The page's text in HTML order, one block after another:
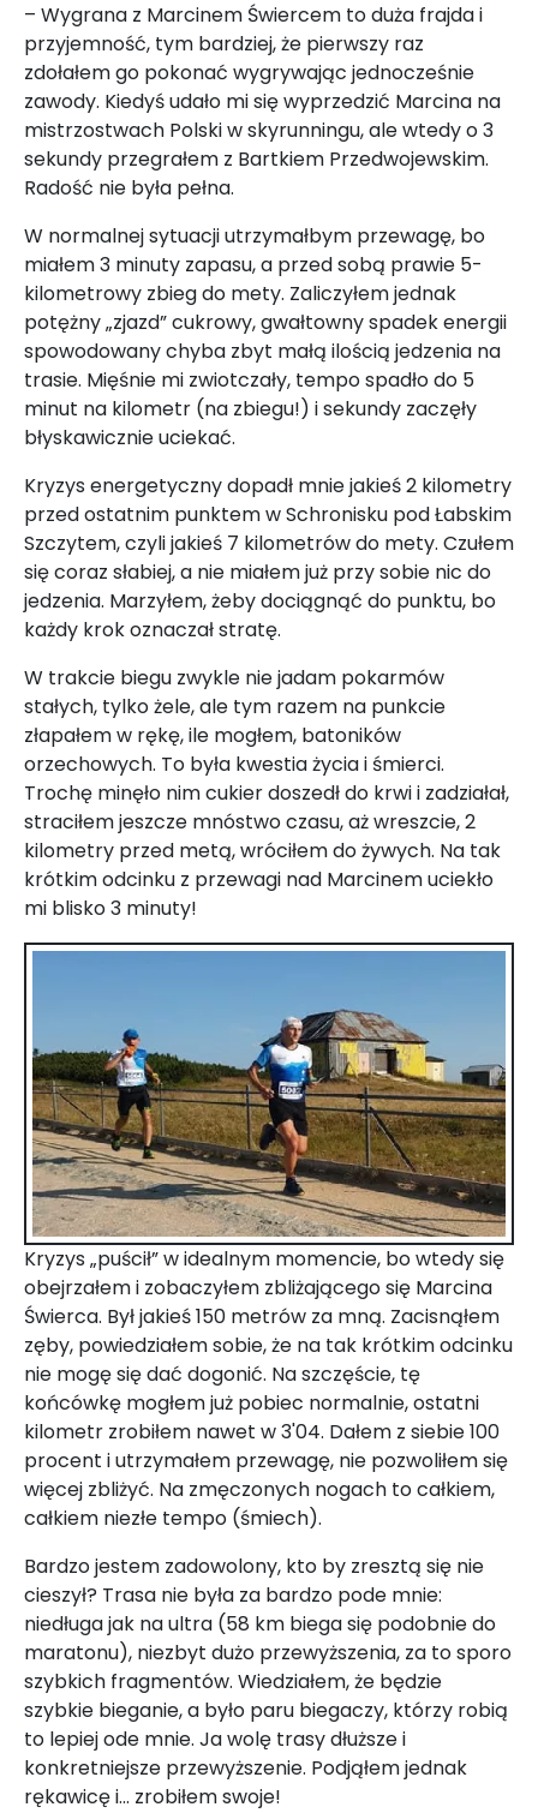
– Wygrana z Marcinem Świercem to duża frajda i
przyjemność, tym bardziej, że pierwszy raz
zdołałem go pokonać wygrywając jednocześnie
zawody. Kiedyś udało mi się wyprzedzić Marcina na
mistrzostwach Polski w skyrunningu, ale wtedy o 3
sekundy przegrałem z Bartkiem Przedwojewskim.
Radość nie była pełna.
W normalnej sytuacji utrzymałbym przewagę, bo
miałem 3 minuty zapasu, a przed sobą prawie 5-
kilometrowy zbieg do mety. Zaliczyłem jednak
potężny „zjazd” cukrowy, gwałtowny spadek energii
spowodowany chyba zbyt małą ilością jedzenia na
trasie. Mięśnie mi zwiotczały, tempo spadło do 5
minut na kilometr (na zbiegu!) i sekundy zaczęły
błyskawicznie uciekać.
Kryzys energetyczny dopadł mnie jakieś 2 kilometry
przed ostatnim punktem w Schronisku pod Łabskim
Szczytem, czyli jakieś 7 kilometrów do mety. Czułem
się coraz słabiej, a nie miałem już przy sobie nic do
jedzenia. Marzyłem, żeby dociągnąć do punktu, bo
każdy krok oznaczał stratę.
W trakcie biegu zwykle nie jadam pokarmów
stałych, tylko żele, ale tym razem na punkcie
złapałem w rękę, ile mogłem, batoników
orzechowych. To była kwestia życia i śmierci.
Trochę minęło nim cukier doszedł do krwi i zadziałał,
straciłem jeszcze mnóstwo czasu, aż wreszcie, 2
kilometry przed metą, wróciłem do żywych. Na tak
krótkim odcinku z przewagi nad Marcinem uciekło
mi blisko 3 minuty!
Kryzys „puścił” w idealnym momencie, bo wtedy się
obejrzałem i zobaczyłem zbliżającego się Marcina
Świerca. Był jakieś 150 metrów za mną. Zacisnąłem
zęby, powiedziałem sobie, że na tak krótkim odcinku
nie mogę się dać dogonić. Na szczęście, tę
końcówkę mogłem już pobiec normalnie, ostatni
kilometr zrobiłem nawet w 3'04. Dałem z siebie 100
procent i utrzymałem przewagę, nie pozwoliłem się
więcej zbliżyć. Na zmęczonych nogach to całkiem,
całkiem niezłe tempo (śmiech).
Bardzo jestem zadowolony, kto by zresztą się nie
cieszył? Trasa nie była za bardzo pode mnie:
niedługa jak na ultra (58 km biega się podobnie do
maratonu), niezbyt dużo przewyższenia, za to sporo
szybkich fragmentów. Wiedziałem, że będzie
szybkie bieganie, a było paru biegaczy, którzy robią
to lepiej ode mnie. Ja wolę trasy dłuższe i
konkretniejsze przewyższenie. Podjąłem jednak
rękawicę i... zrobiłem swoje!